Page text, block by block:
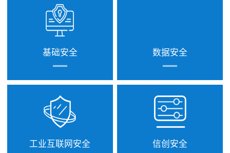
基础安全 数据安全
工业互联网安全 信创安全